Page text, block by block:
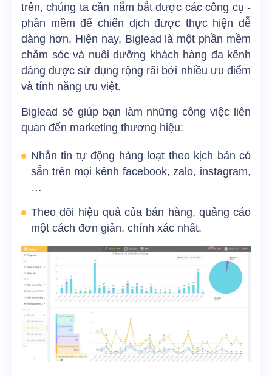
trên, chúng ta cần nắm bắt được các công cụ -
phần mềm để chiến dịch được thực hiện dễ
dàng hơn. Hiện nay, Biglead là một phần mềm
chăm sóc và nuôi dưỡng khách hàng đa kênh
đáng được sử dụng rộng rãi bởi nhiều ưu điểm
và tính năng ưu việt.
Biglead sẽ giúp bạn làm những công việc liên
quan đến marketing thương hiệu:
Nhắn tin tự động hàng loạt theo kịch bản có
sẵn trên mọi kênh facebook, zalo, instagram,
…
Theo dõi hiệu quả của bán hàng, quảng cáo
một cách đơn giản, chính xác nhất.